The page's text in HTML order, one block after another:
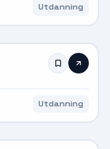
Utdanning
Utdanning